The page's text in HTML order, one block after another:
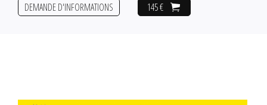
145 €
DEMANDE D'INFORMATIONS